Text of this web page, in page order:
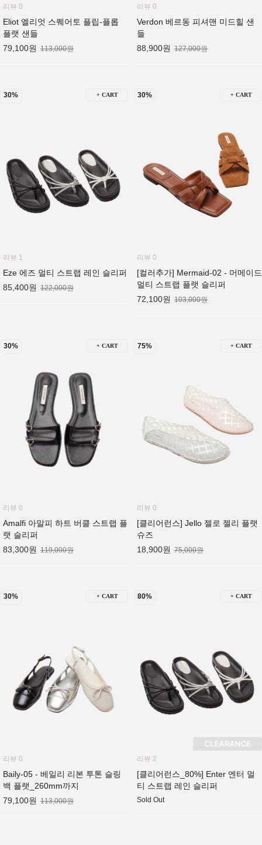
리뷰 0
Eliot 엘리엇 스퀘어토 플립-플롭
플랫 샌들
79,100원 113,000원
리뷰 0
Verdon 베르동 피셔맨 미드힐 샌
들
88,900원 127,000원
30% + CART
리뷰 1
Eze 에즈 멀티 스트랩 레인 슬리퍼
85,400원 122,000원
30% + CART
리뷰 0
[컬러추가] Mermaid-02 - 머메이드
멀티 스트랩 플랫 슬리퍼
72,100원 103,000원
30% + CART
리뷰 0
Amalfi 아말피 하트 버클 스트랩 플
랫 슬리퍼
83,300원 119,000원
75% + CART
리뷰 0
[클리어런스] Jello 젤로 젤리 플랫
슈즈
18,900원 75,000원
30% + CART
리뷰 0
Baily-05 - 베일리 리본 투톤 슬링
백 플랫_260mm까지
79,100원 113,000원
80% + CART
리뷰 2
[클리어런스_80%] Enter 엔터 멀
티 스트랩 레인 슬리퍼
Sold Out